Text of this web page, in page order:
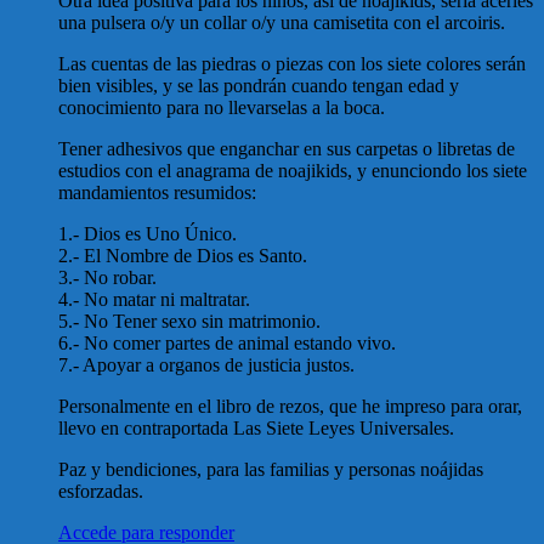
una pulsera o/y un collar o/y una camisetita con el arcoiris.
Las cuentas de las piedras o piezas con los siete colores serán
bien visibles, y se las pondrán cuando tengan edad y
conocimiento para no llevarselas a la boca.
Tener adhesivos que enganchar en sus carpetas o libretas de
estudios con el anagrama de noajikids, y enunciondo los siete
mandamientos resumidos:
1.- Dios es Uno Único.
2.- El Nombre de Dios es Santo.
3.- No robar.
4.- No matar ni maltratar.
5.- No Tener sexo sin matrimonio.
6.- No comer partes de animal estando vivo.
7.- Apoyar a organos de justicia justos.
Personalmente en el libro de rezos, que he impreso para orar,
llevo en contraportada Las Siete Leyes Universales.
Paz y bendiciones, para las familias y personas noájidas
esforzadas.
Accede para responder